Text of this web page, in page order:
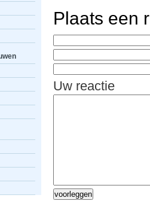
Plaats een
Uw reactie